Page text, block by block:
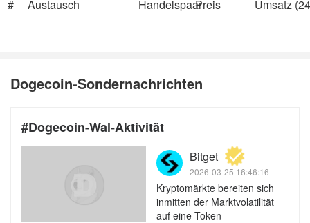
# Austausch HandelspaarPreis Umsatz
Dogecoin-Sondernachrichten
#Dogecoin-Wal-Aktivität
Bitget
2026-03-25 16:46:16
Kryptomärkte bereiten sich
inmitten der Marktvolatilität
auf eine Token-